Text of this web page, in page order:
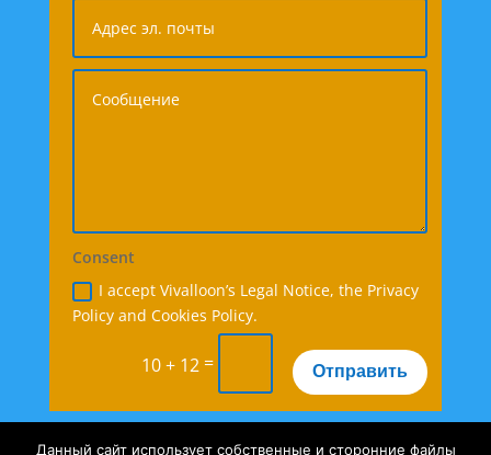
Consent
I accept Vivalloon’s Legal Notice, the Privacy
Policy and Cookies Policy.
10 + 12= Отправить
Данный сайт использует собственные и сторонние файлы